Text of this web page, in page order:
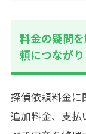
料金の疑問
頼につなが
探偵依頼料金に
追加料金、支払